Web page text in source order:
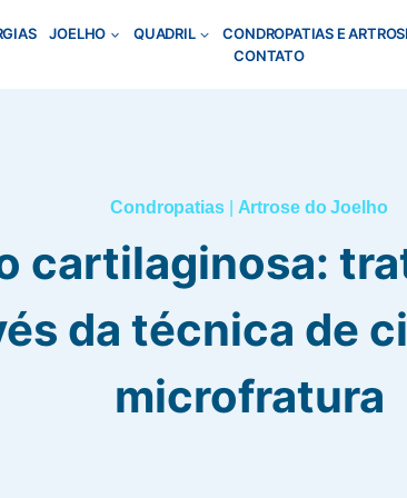
JOELHO QUADRIL CONDROPATIAS E
CONTATO
Condropatias| Artrose do Joelho
cartilaginosa:
da técnica de
microfratura